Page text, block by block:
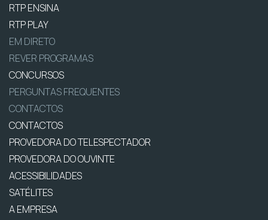
RTP ENSINA
RTP PLAY
EM DIRETO
REVER PROGRAMAS
CONCURSOS
PERGUNTAS FREQUENTES
CONTACTOS
CONTACTOS
PROVEDORA DO TELESPECTADOR
PROVEDORA DO OUVINTE
ACESSIBILIDADES
SATÉLITES
A EMPRESA